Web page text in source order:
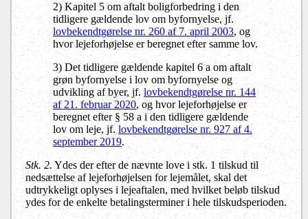
2) Kapitel 5 om aftalt boligforbedring i den
tidligere gældende lov om byfornyelse, jf.
lovbekendtgørelse nr. 260 af 7. april 2003, og
hvor lejeforhøjelse er beregnet efter samme lov.
3) Det tidligere gældende kapitel 6 a om aftalt
grøn byfornyelse i lov om byfornyelse og
udvikling af byer, jf.lovbekendtgørelse nr. 144
af 21. februar 2020, og hvor lejeforhøjelse er
beregnet efter § 58 a i den tidligere gældende
lov om leje, jf. lovbekendtgørelse nr. 927 af 4.
september 2019.
Stk. 2. Ydes der efter de nævnte love i stk. 1 tilskud til
nedsættelse af lejeforhøjelsen for lejemålet, skal det
udtrykkeligt oplyses i lejeaftalen, med hvilket beløb tilskud
ydes for de enkelte betalingsterminer i hele tilskudsperioden.